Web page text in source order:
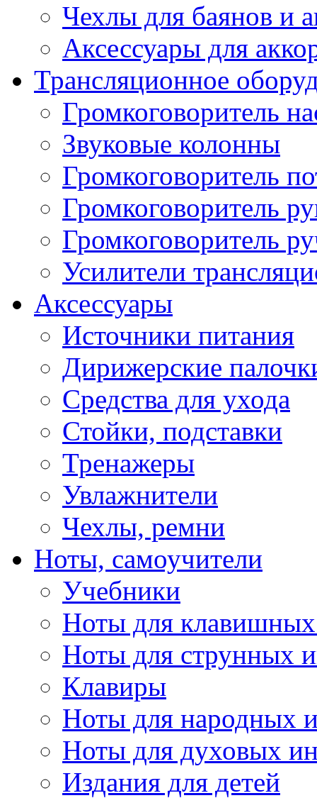
Чехлы для баянов и
Аксессуары для
Трансляционное
Громкоговоритель
Звуковые колонны
Громкоговоритель
Громкоговоритель
Громкоговоритель
Усилители
Аксессуары
Источники питания
Дирижерские
Средства для ухода
Стойки, подставки
Тренажеры
Увлажнители
Чехлы, ремни
Ноты, самоучители
Учебники
Ноты для клавишных
Ноты для струнных
Клавиры
Ноты для народных
Ноты для духовых
Издания для детей